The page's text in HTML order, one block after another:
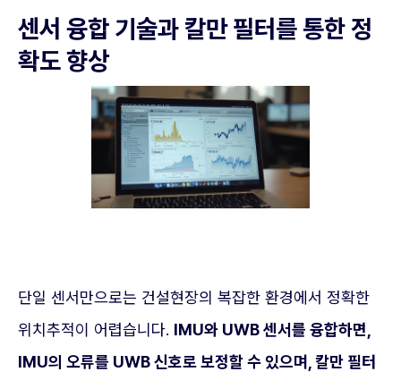
센서 융합 기술과 칼만 필터를 통한 정
확도 향상
단일 센서만으로는 건설현장의 복잡한 환경에서 정확한
위치추적이 어렵습니다. IMU와 UWB 센서를 융합하면,
IMU의 오류를 UWB 신호로 보정할 수 있으며, 칼만 필터